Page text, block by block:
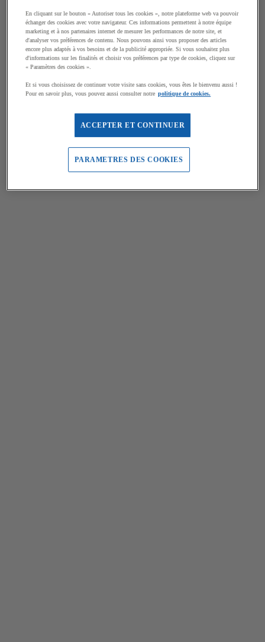
En cliquant sur le bouton « Autoriser tous les cookies », notre plateforme web va pouvoir
échanger des cookies avec votre navigateur. Ces informations permettent à notre équipe
marketing et à nos partenaires internet de mesurer les performances de notre site, et
d'analyser vos préférences de contenu. Nous pouvons ainsi vous proposer des articles
encore plus adaptés à vos besoins et de la publicité appropriée. Si vous souhaitez plus
d'informations sur les finalités et choisir vos préférences par type de cookies, cliquez sur
« Paramètres des cookies ».
Et si vous choisissez de continuer votre visite sans cookies, vous êtes le bienvenu aussi !
Pour en savoir plus, vous pouvez aussi consulter notre politique de cookies.
ACCEPTER ET CONTINUER
PARAMETRES DES COOKIES